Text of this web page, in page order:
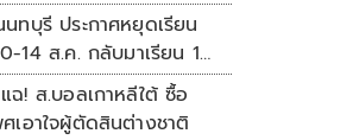
ทบุรี ประกาศหยุดเรียน
14 ส.ค. กลับมาเรียน 17
! ส.บอลเกาหลีใต้ ซื้อ
เอาใจผู้ตัดสินต่างชาติ